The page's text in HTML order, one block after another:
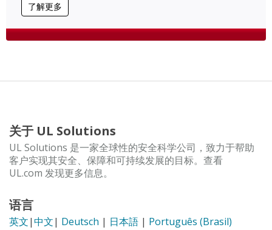
了解更多
关于 UL Solutions
UL Solutions 是一家全球性的安全科学公司，致力于帮助
客户实现其安全、保障和可持续发展的目标。查看
UL.com 发现更多信息。
语言
英文|中文| Deutsch | 日本語 | Português (Brasil)